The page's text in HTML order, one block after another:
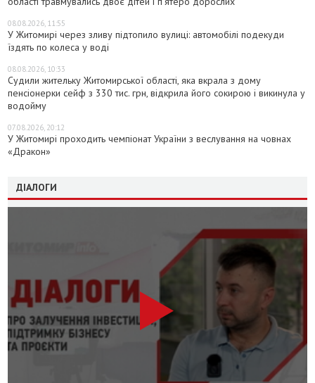
08.08.2026, 11:55
У Житомирі через зливу підтопило вулиці: автомобілі подекуди
їздять по колеса у воді
08.08.2026, 10:33
Судили жительку Житомирської області, яка вкрала з дому
пенсіонерки сейф з 330 тис. грн, відкрила його сокирою і викинула у
водойму
07.08.2026, 20:12
У Житомирі проходить чемпіонат України з веслування на човнах
«Дракон»
ДІАЛОГИ